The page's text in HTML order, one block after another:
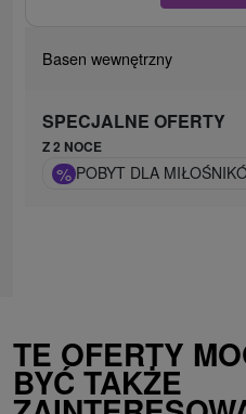
Basen wewnętrzny
SPECJALNE OFERTY
Z 2 NOCE
% POBYT DLA
TE OFERTY
BYĆ TAKŻE